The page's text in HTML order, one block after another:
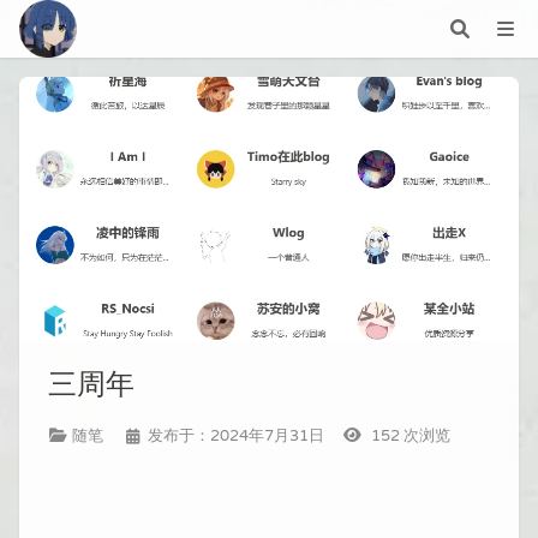
三周年
随笔 发布于：2024年7月31日 152 次浏览